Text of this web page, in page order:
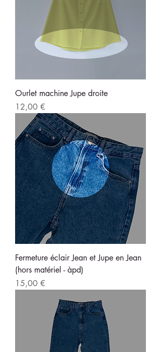
Ourlet machine Jupe droite
Prix
12,00 €
Fermeture éclair Jean et Jupe en Jean
(hors matériel - àpd)
Prix
15,00 €